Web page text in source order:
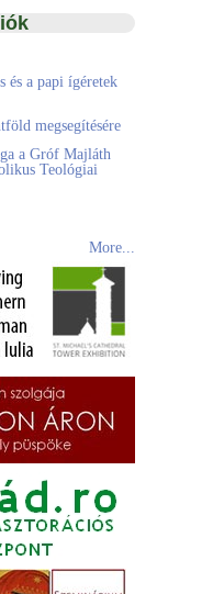
és a papi ígéretek
megsegítésére
a Gróf Majláth
Teológiai
More...